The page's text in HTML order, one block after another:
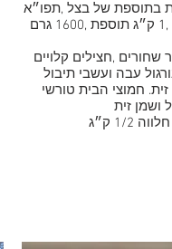
בתוספת של בצל ,תפו״א
ועגבניות בתנור. 10 קציצות -כ800 גרם ,1 ק״ג תוספת ,1600 גרם
,חצילים קלויים
עבה ועשבי תיבול
חמוצי הבית טורשי
ושמן זית.